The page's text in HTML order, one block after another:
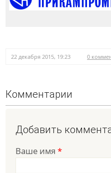
22 декабря 2015, 19:23 0
Комментарии
Добавить
Ваше имя *